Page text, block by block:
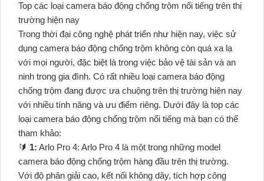
Top các loại camera báo động chống trộm nổi tiếng trên thị
trường hiện nay
Trong thời đại công nghệ phát triển như hiện nay, việc sử
dụng camera báo động chống trộm không còn quá xa lạ
với mọi người, đặc biệt là trong việc bảo vệ tài sản và an
ninh trong gia đình. Có rất nhiều loại camera báo động
chống trộm đang được ưa chuộng trên thị trường hiện nay
với nhiều tính năng và ưu điểm riêng. Dưới đây là top các
loại camera báo động chống trộm nổi tiếng mà bạn có thể
tham khảo:
🔰 1: Arlo Pro 4: Arlo Pro 4 là một trong những model
camera báo động chống trộm hàng đầu trên thị trường.
Với độ phân giải cao, kết nối không dây, tích hợp công